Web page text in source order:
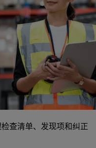
查清单、发现项和纠正